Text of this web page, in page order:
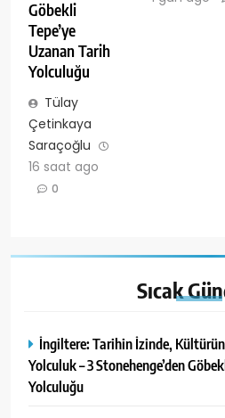
Göbekli
Tepe’ye
Uzanan Tarih
Yolculuğu
Tülay
Çetinkaya
Saraçoğlu
16 saat ago
0
Sıcak
İngiltere: Tarihin İzinde,
Yolculuk – 3 Stonehenge’den
Yolculuğu